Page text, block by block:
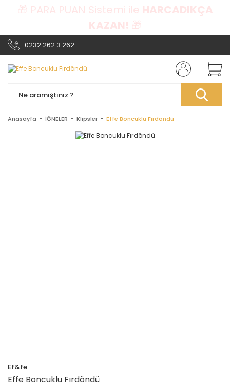
🎁 PARA PUAN Sistemi ile HARCADIKÇA
KAZAN! 🎁
0232 262 3 262
Anasayfa İĞNELER Klipsler Effe Boncuklu Fırdöndü
Ef&fe
Effe Boncuklu Fırdöndü